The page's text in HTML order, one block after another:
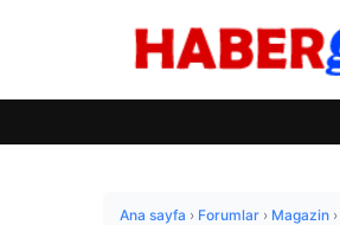
Ana sayfa › Forumlar › Magazin ›